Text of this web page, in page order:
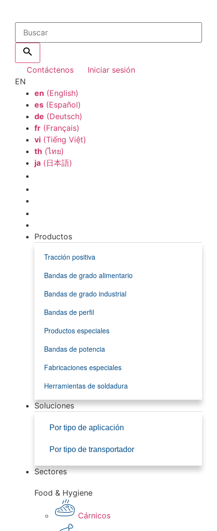
Contáctenos
Iniciar sesión
EN
en (English)
es (Español)
de (Deutsch)
fr (Français)
vi (Tiếng Việt)
th (ไทย)
ja (日本語)
Productos
Tracción positiva
Bandas de grado alimentario
Bandas de grado industrial
Bandas de perfil
Productos especiales
Bandas de potencia
Fabricaciones especiales
Herramientas de soldadura
Soluciones
Por tipo de aplicación
Por tipo de transportador
Sectores
Food & Hygiene
Cárnicos